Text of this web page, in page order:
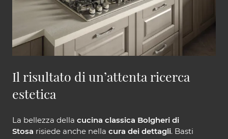
Il risultato di un’attenta ricerca
estetica
La bellezza della cucina classica Bolgheri di
Stosa risiede anche nella cura dei dettagli. Basti